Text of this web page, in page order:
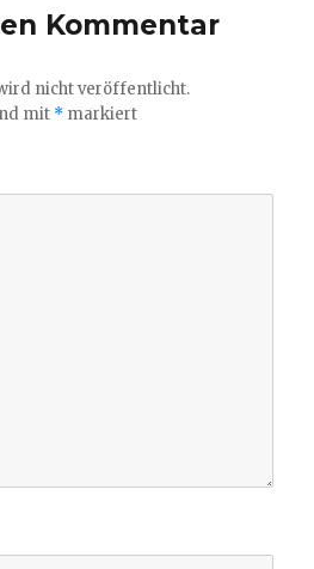
Kommentar
nicht veröffentlicht.
mit * markiert